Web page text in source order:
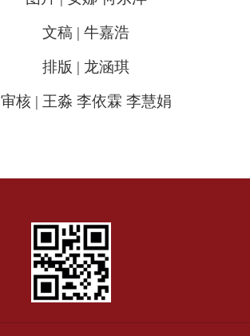
文稿 | 牛嘉浩
排版 | 龙涵琪
审核 | 王淼 李依霖 李慧娟